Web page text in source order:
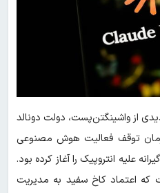
از واشینگتن‌پست، دولت دونالد
توقف فعالیت هوش مصنوعی
علیه انتروپیک را آغاز کرده بود.
اعتماد کاخ سفید به مدیریت